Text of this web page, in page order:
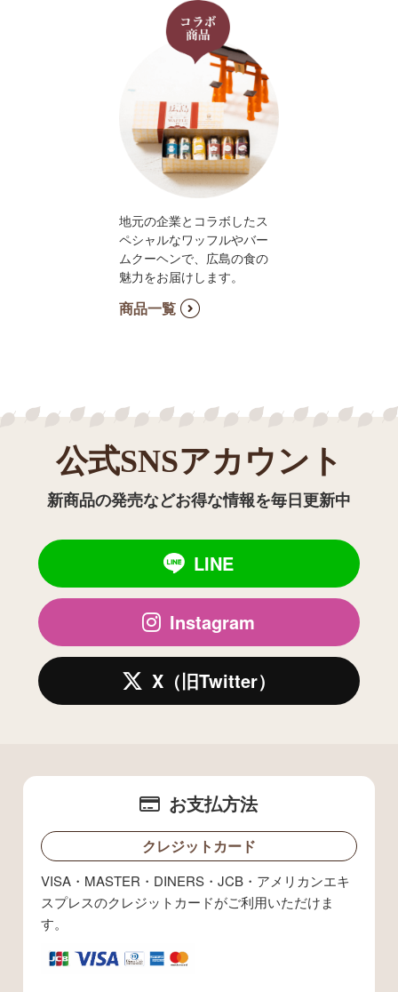
地元の企業とコラボしたス
ペシャルなワッフルやバー
ムクーヘンで、広島の食の
魅力をお届けします。
商品一覧
公式SNSアカウント
新商品の発売などお得な情報を毎日更新中
LINE
Instagram
X（旧Twitter）
お支払方法
クレジットカード
VISA・MASTER・DINERS・JCB・アメリカンエキ
スプレスのクレジットカードがご利用いただけま
す。